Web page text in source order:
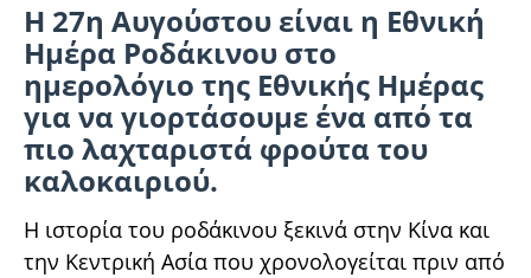
Η 27η Αυγούστου είναι η Εθνική
Ημέρα Ροδάκινου στο
ημερολόγιο της Εθνικής Ημέρας
για να γιορτάσουμε ένα από τα
πιο λαχταριστά φρούτα του
καλοκαιριού.
Η ιστορία του ροδάκινου ξεκινά στην Κίνα και
την Κεντρική Ασία που χρονολογείται πριν από